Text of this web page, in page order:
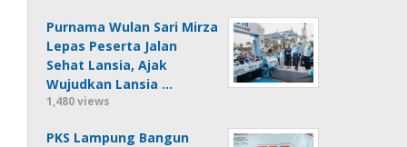
Purnama Wulan Sari Mirza
Lepas Peserta Jalan
Sehat Lansia, Ajak
Wujudkan Lansia …
1,480 views
PKS Lampung Bangun